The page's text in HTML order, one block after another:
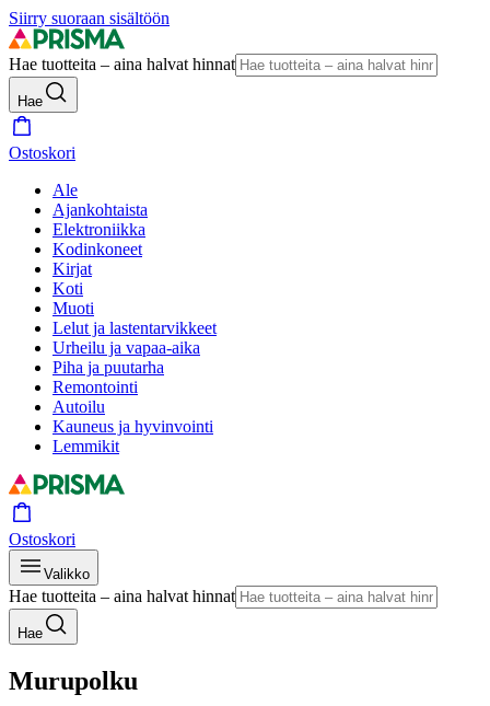
Siirry suoraan sisältöön
Hae tuotteita – aina halvat hinnat
Hae
Ostoskori
Ale
Ajankohtaista
Elektroniikka
Kodinkoneet
Kirjat
Koti
Muoti
Lelut ja lastentarvikkeet
Urheilu ja vapaa-aika
Piha ja puutarha
Remontointi
Autoilu
Kauneus ja hyvinvointi
Lemmikit
Ostoskori
Valikko
Hae tuotteita – aina halvat hinnat
Hae
Murupolku